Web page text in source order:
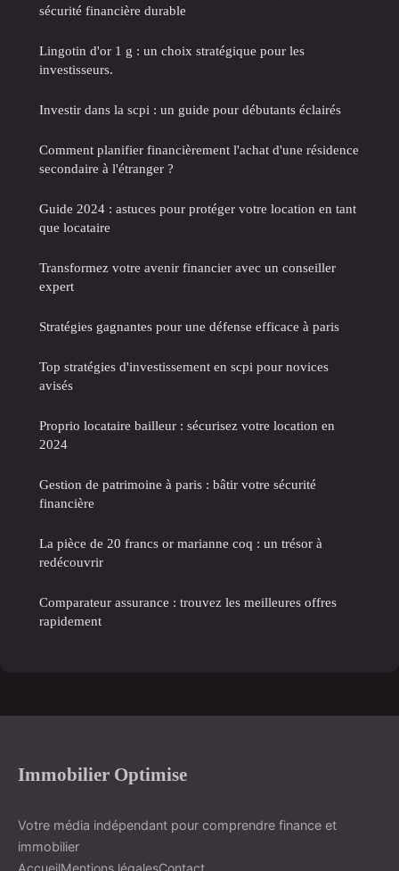
sécurité financière durable
Lingotin d'or 1 g : un choix stratégique pour les
investisseurs.
Investir dans la scpi : un guide pour débutants éclairés
Comment planifier financièrement l'achat d'une résidence
secondaire à l'étranger ?
Guide 2024 : astuces pour protéger votre location en tant
que locataire
Transformez votre avenir financier avec un conseiller
expert
Stratégies gagnantes pour une défense efficace à paris
Top stratégies d'investissement en scpi pour novices
avisés
Proprio locataire bailleur : sécurisez votre location en
2024
Gestion de patrimoine à paris : bâtir votre sécurité
financière
La pièce de 20 francs or marianne coq : un trésor à
redécouvrir
Comparateur assurance : trouvez les meilleures offres
rapidement
Immobilier Optimise
Votre média indépendant pour comprendre finance et
immobilier
AccueilMentions légalesContact